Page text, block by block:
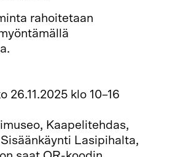
rahoitetaan
26.11.2025 klo 10–16
Kaapelitehdas,
Lasipihalta,